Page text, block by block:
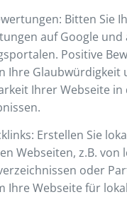
Bitten Sie
auf Google und
Positive
Ihre Glaubwürdigkeit
Ihrer Webseite in
Erstellen Sie
Webseiten, z.B. von
oder
Ihre Webseite für